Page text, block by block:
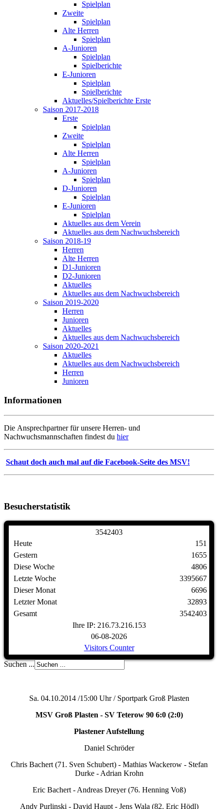
Spielplan
Zweite
Spielplan
Alte Herren
Spielplan
A-Junioren
Spielplan
Spielberichte
E-Junioren
Spielplan
Spielberichte
Aktuelles/Spielberichte Erste
Saison 2017-2018
Erste
Spielplan
Zweite
Spielplan
Alte Herren
Spielplan
A-Junioren
Spielplan
D-Junioren
Spielplan
E-Junioren
Spielplan
Aktuelles aus dem Verein
Aktuelles aus dem Nachwuchsbereich
Saison 2018-19
Herren
Alte Herren
D1-Junioren
D2-Junioren
Aktuelles
Aktuelles aus dem Nachwuchsbereich
Saison 2019-2020
Herren
Junioren
Aktuelles
Aktuelles aus dem Nachwuchsbereich
Saison 2020-2021
Aktuelles
Aktuelles aus dem Nachwuchsbereich
Herren
Junioren
Informationen
Die Ansprechpartner für unsere Herren- und
Nachwuchsmannschaften findest du hier
Schaut doch auch mal auf die Facebook-Seite des MSV!
Besucherstatistik
3542403
Heute
Gestern
Diese Woche
Letzte Woche
Dieser Monat
Letzter Monat
Gesamt
151
1655
4806
3395667
6696
32893
3542403
Ihre IP: 216.73.216.153
06-08-2026
Visitors Counter
Suchen ...
Sa. 04.10.2014 /15:00 Uhr / Sportpark Groß Plasten
MSV Groß Plasten - SV Teterow 90 6:0 (2:0)
Plastener Aufstellung
Daniel Schröder
Chris Bachert (71. Sven Schubert) - Mathias Wackerow - Stefan
Durke - Adrian Krohn
Eric Bachert - Andreas Dreyer (76. Henning Voß)
Andy Purlinski - David Haupt - Jens Wala (82. Eric Hödl)